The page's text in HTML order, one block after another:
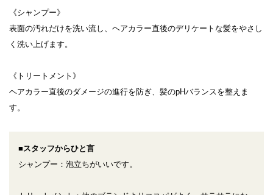
《シャンプー》
表面の汚れだけを洗い流し、ヘアカラー直後のデリケートな髪をやさし
く洗い上げます。
《トリートメント》
ヘアカラー直後のダメージの進行を防ぎ、髪のpHバランスを整えま
す。
■スタッフからひと言
シャンプー：泡立ちがいいです。